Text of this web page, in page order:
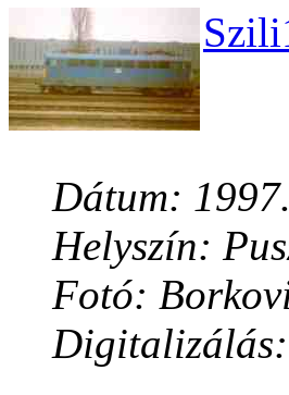
Dátum:
Helyszín:
Fotó: